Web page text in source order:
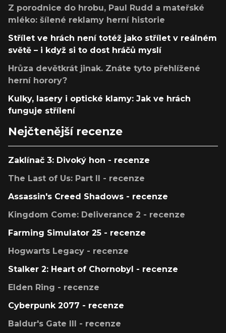
Z porodnice do hrobu, Paul Rudd a mateřské
mléko: šílené reklamy herní historie
Střílet ve hrách není totéž jako střílet v reálném
světě – i když si to dost hráčů myslí
Hrůza devětkrát jinak. Znáte tyto přehlížené
herní horory?
Kulky, lasery i optické klamy: Jak ve hrách
funguje střílení
Nejčtenější recenze
Zaklínač 3: Divoký hon - recenze
The Last of Us: Part II - recenze
Assassin's Creed Shadows - recenze
Kingdom Come: Deliverance 2 - recenze
Farming Simulator 25 - recenze
Hogwarts Legacy - recenze
Stalker 2: Heart of Chornobyl - recenze
Elden Ring - recenze
Cyberpunk 2077 - recenze
Baldur's Gate III - recenze